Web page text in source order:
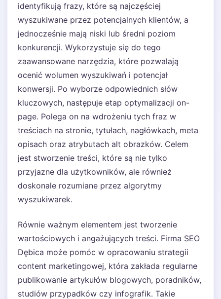
identyfikują frazy, które są najczęściej
wyszukiwane przez potencjalnych klientów, a
jednocześnie mają niski lub średni poziom
konkurencji. Wykorzystuje się do tego
zaawansowane narzędzia, które pozwalają
ocenić wolumen wyszukiwań i potencjał
konwersji. Po wyborze odpowiednich słów
kluczowych, następuje etap optymalizacji on-
page. Polega on na wdrożeniu tych fraz w
treściach na stronie, tytułach, nagłówkach, meta
opisach oraz atrybutach alt obrazków. Celem
jest stworzenie treści, które są nie tylko
przyjazne dla użytkowników, ale również
doskonale rozumiane przez algorytmy
wyszukiwarek.
Równie ważnym elementem jest tworzenie
wartościowych i angażujących treści. Firma SEO
Dębica może pomóc w opracowaniu strategii
content marketingowej, która zakłada regularne
publikowanie artykułów blogowych, poradników,
studiów przypadków czy infografik. Takie